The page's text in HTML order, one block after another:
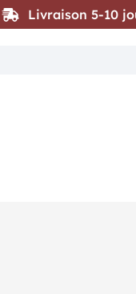
Livraison 5-10